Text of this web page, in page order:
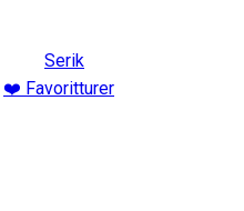
Serik
❤️ Favoritturer